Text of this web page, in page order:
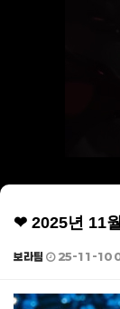
❤ 2025년 11
보라팀 25-11-10
본문